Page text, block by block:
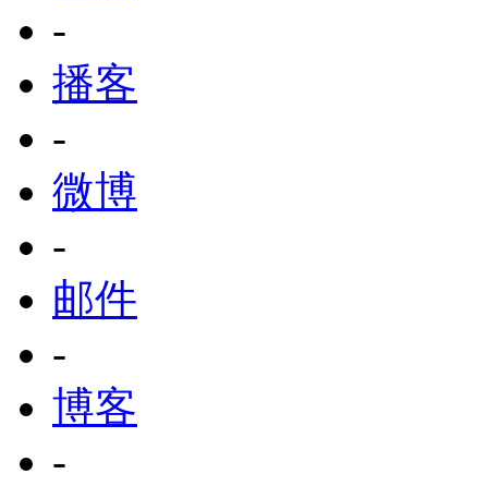
-
播客
-
微博
-
邮件
-
博客
-